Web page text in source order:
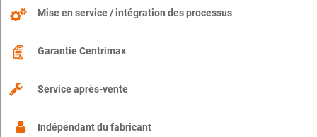
Mise en service / intégration des processus
Garantie Centrimax
Service après-vente
Indépendant du fabricant